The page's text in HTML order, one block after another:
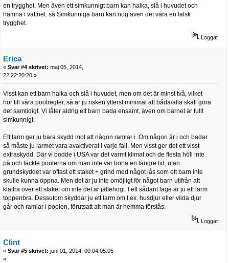
en trygghet. Men även ett simkunnigt barn kan halka, slå i huvudet och
hamna i vattnet. så Simkunniga barn kan nog även det vara en falsk
trygghet.
Loggat
Erica
« Svar #4 skrivet: maj 05, 2014,
22:22:20:20 »
Visst kan ett barn halka och slå i huvudet, men om det är minst två, vilket
hör till våra poolregler, så är ju risken ytterst minimal att båda/alla skall göra
det samtidigt. Vi låter aldrig ett barn bada ensamt, även om barnet är fullt
simkunnigt.
Ett larm ger ju bara skydd mot att någon ramlar i. Om någon är i och badar
så måste ju larmet vara avaktiverat i varje fall. Men visst ger det ett visst
extraskydd. Där vi bodde i USA var det varmt klimat och de flesta höll inte
på och täckte poolerna om man inte var borta en längre tid, utan
grundskyddet var oftast ett staket + grind med något lås som ett barn inte
skulle kunna öppna. Men det är ju inte omöjligt för något barn utifrån att
klättra över ett staket om inte det är jättehögt. I ett sådant läge är ju ett larm
toppenbra. Dessutom skyddar ju ett larm om t.ex. husdjur eller vilda djur
går och ramlar i poolen, förutsatt att man är hemma förstås.
Loggat
Clint
« Svar #5 skrivet: juni 01, 2014, 00:04:05:05
»